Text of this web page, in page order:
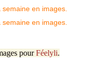
pour Féelyli.